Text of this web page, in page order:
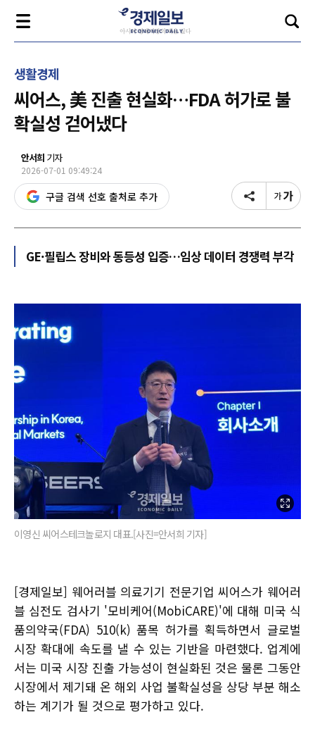
생활경제
씨어스, 美 진출 현실화…FDA 허가로 불
확실성 걷어냈다
안서희 기자
2026-07-01 09:49:24
구글 검색 선호 출처로 추가
GE·필립스 장비와 동등성 입증…임상 데이터 경쟁력 부각
이영신 씨어스테크놀로지 대표.[사진=안서희 기자]
[경제일보] 웨어러블 의료기기 전문기업 씨어스가 웨어러
블 심전도 검사기 '모비케어(MobiCARE)'에 대해 미국 식
품의약국(FDA) 510(k) 품목 허가를 획득하면서 글로벌
시장 확대에 속도를 낼 수 있는 기반을 마련했다. 업계에
서는 미국 시장 진출 가능성이 현실화된 것은 물론 그동안
시장에서 제기돼 온 해외 사업 불확실성을 상당 부분 해소
하는 계기가 될 것으로 평가하고 있다.